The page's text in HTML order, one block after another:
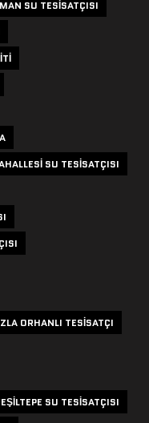
SU TESISATÇISI
SU TESISATÇISI
ORHANLI TESISATÇI
SU TESISATÇISI